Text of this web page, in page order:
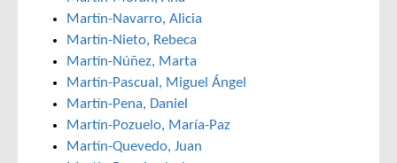
Martín-Navarro, Alicia
Martín-Nieto, Rebeca
Martín-Núñez, Marta
Martín-Pascual, Miguel Ángel
Martín-Pena, Daniel
Martín-Pozuelo, María-Paz
Martín-Quevedo, Juan